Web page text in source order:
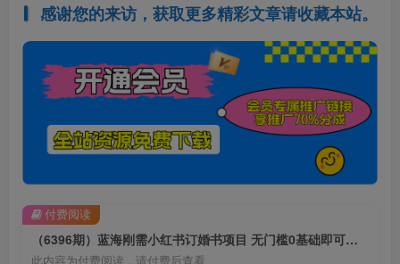
感谢您的来访，获取更多精彩文章请收藏本站。
（6396期）蓝海刚需小红书订婚书项目 无门槛0基础即可操作 操作得当日入500+
此内容为付费阅读，请付费后查看
付费阅读